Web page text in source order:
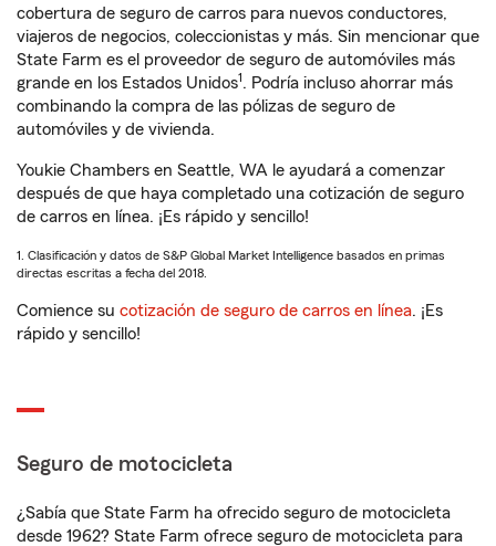
cobertura de seguro de carros para nuevos conductores,
viajeros de negocios, coleccionistas y más. Sin mencionar que
State Farm es el proveedor de seguro de automóviles más
grande en los Estados Unidos1. Podría incluso ahorrar más
combinando la compra de las pólizas de seguro de
automóviles y de vivienda.
Youkie Chambers en Seattle, WA le ayudará a comenzar
después de que haya completado una cotización de seguro
de carros en línea. ¡Es rápido y sencillo!
1. Clasificación y datos de S&P Global Market Intelligence basados en primas
directas escritas a fecha del 2018.
Comience su cotización de seguro de carros en línea. ¡Es
rápido y sencillo!
Seguro de motocicleta
¿Sabía que State Farm ha ofrecido seguro de motocicleta
desde 1962? State Farm ofrece seguro de motocicleta para